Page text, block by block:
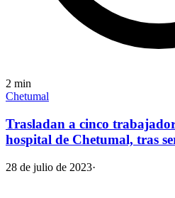
2 min
Chetumal
Trasladan a cinco
hospital de Chetumal, tras
28 de julio de 2023·